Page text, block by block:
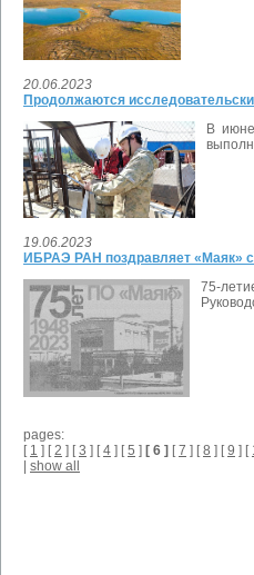
20.06.2023
Продолжаются
В
19.06.2023
ИБРАЭ РАН поздравляет «Маяк»
75-
pages:
[ 1 ] [2 ] [3 ] [4 ] [5 ] [ 6 ] [7 ] [8 ] [9 ] [
show all